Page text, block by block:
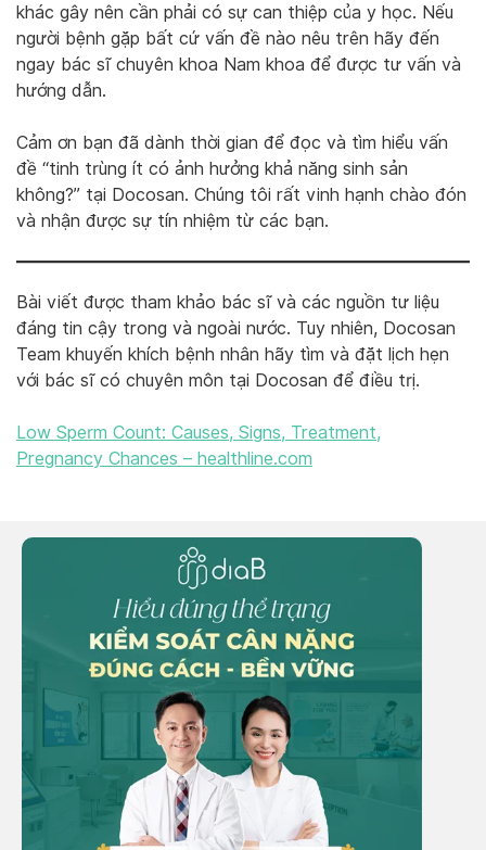
khác gây nên cần phải có sự can thiệp của y học. Nếu
người bệnh gặp bất cứ vấn đề nào nêu trên hãy đến
ngay bác sĩ chuyên khoa Nam khoa để được tư vấn và
hướng dẫn.
Cảm ơn bạn đã dành thời gian để đọc và tìm hiểu vấn
đề “tinh trùng ít có ảnh hưởng khả năng sinh sản
không?” tại Docosan. Chúng tôi rất vinh hạnh chào đón
và nhận được sự tín nhiệm từ các bạn.
Bài viết được tham khảo bác sĩ và các nguồn tư liệu
đáng tin cậy trong và ngoài nước. Tuy nhiên, Docosan
Team khuyến khích bệnh nhân hãy tìm và đặt lịch hẹn
với bác sĩ có chuyên môn tại Docosan để điều trị.
Low Sperm Count: Causes, Signs, Treatment,
Pregnancy Chances – healthline.com